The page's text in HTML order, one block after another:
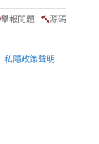
舉報問題 源碼
| 私隱政策聲明